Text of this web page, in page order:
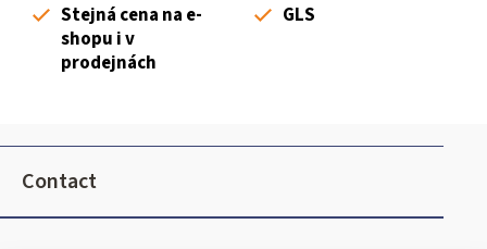
s
Stejná cena na e-
shopu i v
prodejnách
GLS
F
o
Contact